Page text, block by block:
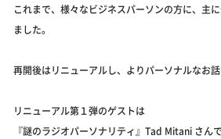
これまで、様々なビジネスパーソンの方に、主
ました。
再開後はリニューアルし、よりパーソナルなお話
リニューアル第１弾のゲストは
『謎のラジオパーソナリティ』Tad Mitani さん